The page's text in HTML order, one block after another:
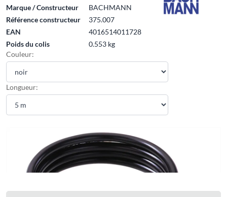
Marque / Constructeur
BACHMANN
Référence constructeur
375.007
EAN
4016514011728
Poids du colis
0.553 kg
Couleur:
Longueur: